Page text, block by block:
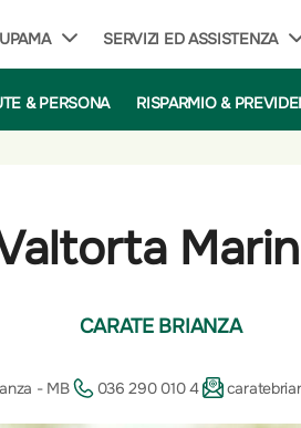
SERVIZI ED ASSISTENZA
& PERSONA RISPARMIO &
CARATE BRIANZA
- MB 036 290 010 4